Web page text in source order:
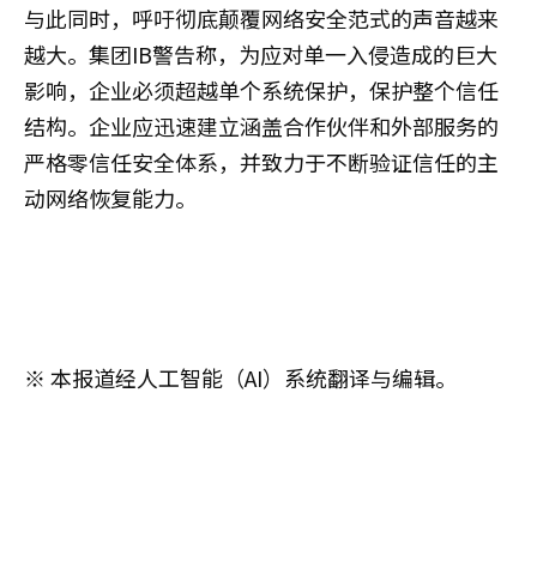
与此同时，呼吁彻底颠覆网络安全范式的声音越来
越大。集团IB警告称，为应对单一入侵造成的巨大
影响，企业必须超越单个系统保护，保护整个信任
结构。企业应迅速建立涵盖合作伙伴和外部服务的
严格零信任安全体系，并致力于不断验证信任的主
动网络恢复能力。
※ 本报道经人工智能（AI）系统翻译与编辑。